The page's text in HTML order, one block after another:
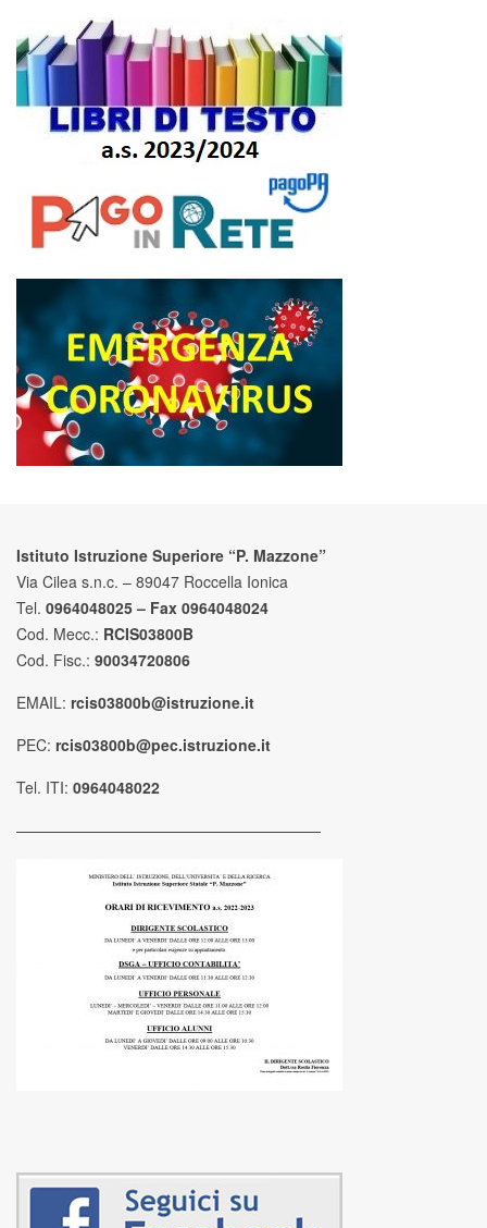
Istituto Istruzione Superiore “P. Mazzone”
Via Cilea s.n.c. – 89047 Roccella Ionica
Tel. 0964048025 – Fax 0964048024
Cod. Mecc.: RCIS03800B
Cod. Fisc.: 90034720806
EMAIL: rcis03800b@istruzione.it
PEC: rcis03800b@pec.istruzione.it
Tel. ITI: 0964048022
————————————————————